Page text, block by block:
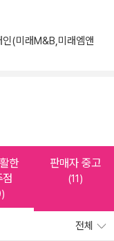
인(미래M&B,미래엠앤
한
판매자 중고
(11)
전체